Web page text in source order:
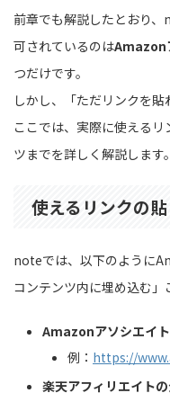
前章でも解説したとおり
可されているのはAmazon
つだけです。
しかし、「ただリンクを貼
ここでは、実際に使える
ツまでを詳しく解説します。
使えるリンクの
noteでは、以下のように
コンテンツ内に埋め込む」
Amazonアソシエイト
例： https://
楽天アフィリエイト